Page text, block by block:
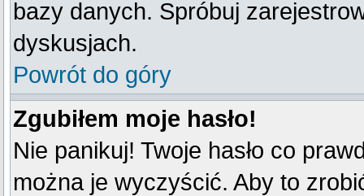
bazy danych. Spróbuj
dyskusjach.
Powrót do góry
Zgubiłem moje hasło!
Nie panikuj! Twoje hasło co
można je wyczyścić. Aby to